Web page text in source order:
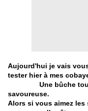
Aujourd'hui je vais
tester hier à mes
Une bûche toute
savoureuse.
Alors si vous aimez